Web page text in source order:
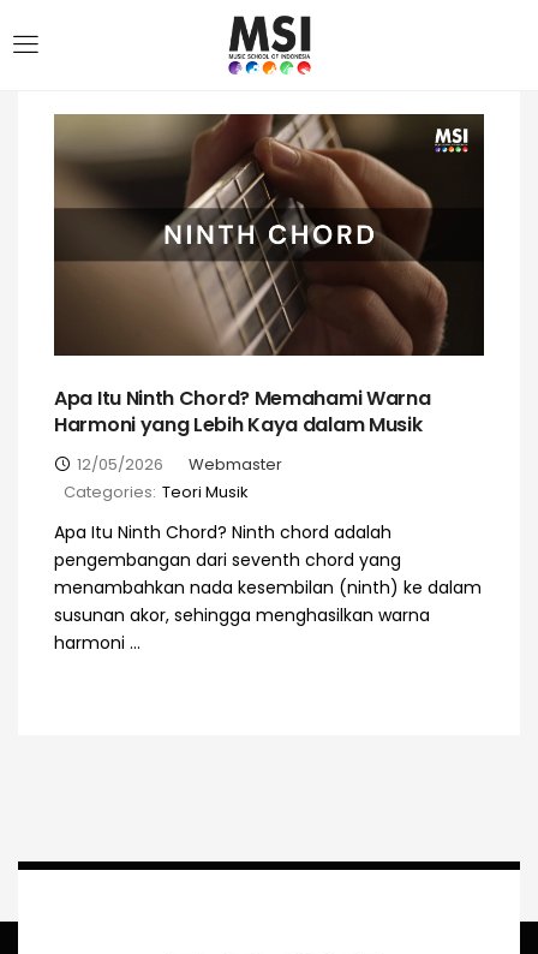
Apa Itu Ninth Chord? Memahami Warna
Harmoni yang Lebih Kaya dalam Musik
12/05/2026
Webmaster
Categories: Teori Musik
Apa Itu Ninth Chord? Ninth chord adalah
pengembangan dari seventh chord yang
menambahkan nada kesembilan (ninth) ke dalam
susunan akor, sehingga menghasilkan warna
harmoni ...